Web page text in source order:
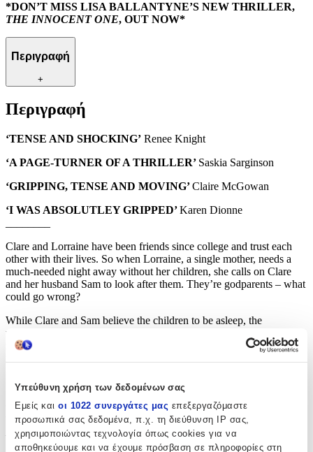
Υπεύθυνη χρήση των δεδομένων σας
Εμείς και οι 1022 συνεργάτες μας επεξεργαζόμαστε
προσωπικά σας δεδομένα, π.χ. τη διεύθυνση IP σας,
χρησιμοποιώντας τεχνολογία όπως cookies για να
αποθηκεύουμε και να έχουμε πρόσβαση σε πληροφορίες στη
*DON’T MISS LISA BALLANTYNE’S NEW THRILLER,
THE INNOCENT ONE, OUT NOW*
Περιγραφή
+
Περιγραφή
‘TENSE AND SHOCKING’ Renee Knight
‘A PAGE-TURNER OF A THRILLER’ Saskia Sarginson
‘GRIPPING, TENSE AND MOVING’Claire McGowan
‘I WAS ABSOLUTLEY GRIPPED’Karen Dionne
Clare and Lorraine have been friends since college and trust each
other with their lives. So when Lorraine, a single mother, needs a
much-needed night away without her children, she calls on Clare
and her husband Sam to look after them. They’re godparents – what
could go wrong?
While Clare and Sam believe the children to be asleep, the
unimaginable happens and Clare finds baby Theo lifeless in his
room. The police are called. Statements are taken. But the biggest
Because a lie has been told. An enormous and terrible one.
Out of Clare, Sam and Lorraine, one of them isn’t telling the
truth . . .
________